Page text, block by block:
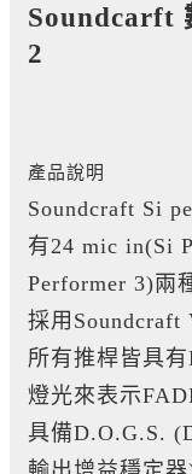
Soundcarft
2
產品說明
Soundcraft Si
有24 mic in(Si
Performer 3)兩
採用Soundcraft
所有推桿皆具
燈光來表示
具備D.O.G.S.